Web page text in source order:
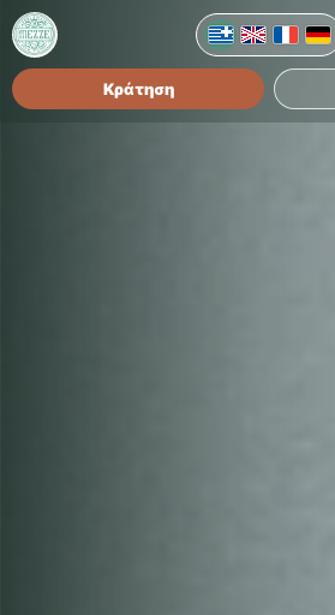
Κράτηση